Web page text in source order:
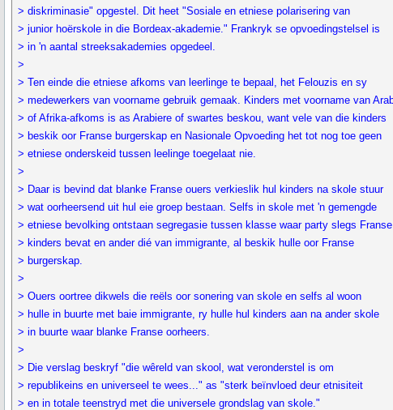
> diskriminasie" opgestel. Dit heet "Sosiale en etniese polarisering van
> junior hoërskole in die Bordeax-akademie." Frankryk se opvoedingstelsel is
> in 'n aantal streeksakademies opgedeel.
>
> Ten einde die etniese afkoms van leerlinge te bepaal, het Felouzis en sy
> medewerkers van voorname gebruik gemaak. Kinders met voorname van
> of Afrika-afkoms is as Arabiere of swartes beskou, want vele van die kinders
> beskik oor Franse burgerskap en Nasionale Opvoeding het tot nog toe geen
> etniese onderskeid tussen leelinge toegelaat nie.
>
> Daar is bevind dat blanke Franse ouers verkieslik hul kinders na skole stuur
> wat oorheersend uit hul eie groep bestaan. Selfs in skole met 'n gemengde
> etniese bevolking ontstaan segregasie tussen klasse waar party slegs Franse
> kinders bevat en ander dié van immigrante, al beskik hulle oor Franse
> burgerskap.
>
> Ouers oortree dikwels die reëls oor sonering van skole en selfs al woon
> hulle in buurte met baie immigrante, ry hulle hul kinders aan na ander skole
> in buurte waar blanke Franse oorheers.
>
> Die verslag beskryf "die wêreld van skool, wat veronderstel is om
> republikeins en universeel te wees..." as "sterk beïnvloed deur etnisiteit
> en in totale teenstryd met die universele grondslag van skole."